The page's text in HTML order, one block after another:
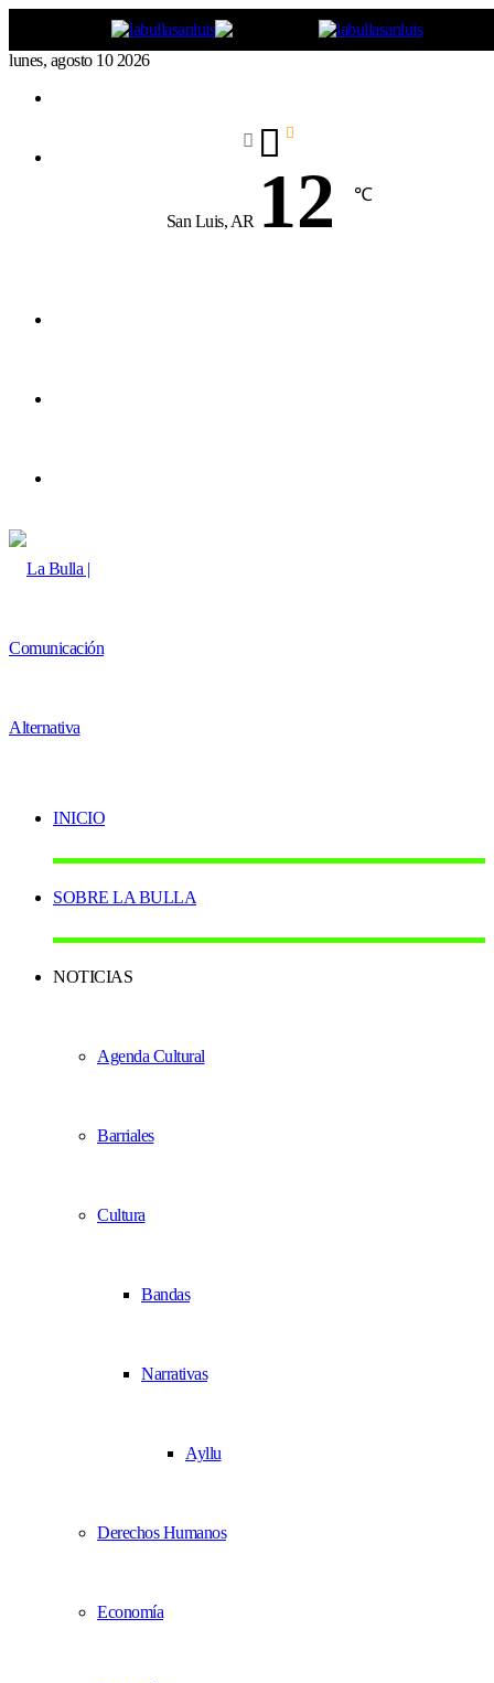
lunes, agosto 10 2026
San Luis, AR 12 ℃
INICIO
SOBRE LA BULLA
NOTICIAS
Agenda Cultural
Barriales
Cultura
Bandas
Narrativas
Ayllu
Derechos Humanos
Economía